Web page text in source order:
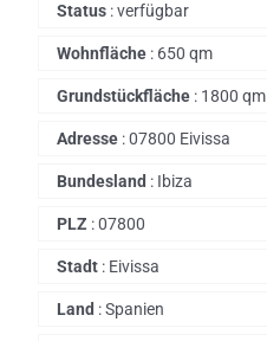
Status :verfügbar
Wohnfläche : 650 qm
Grundstückfläche : 1800 qm
Adresse :07800 Eivissa
Bundesland : Ibiza
PLZ :07800
Stadt : Eivissa
Land :Spanien